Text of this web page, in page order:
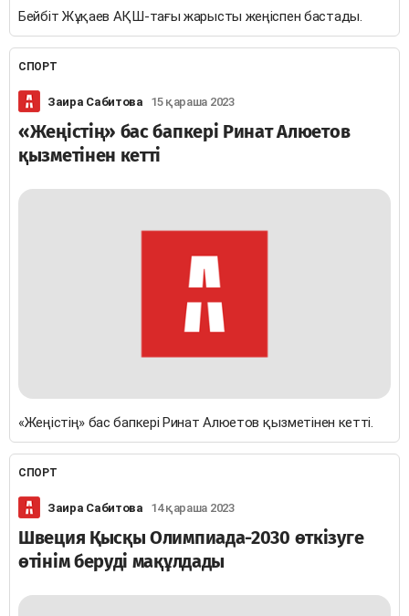
Бейбіт Жұқаев АҚШ-тағы жарысты жеңіспен бастады.
СПОРТ
Заира Сабитова 15 қараша 2023
«Жеңістің» бас бапкері Ринат Алюетов
қызметінен кетті
«Жеңістің» бас бапкері Ринат Алюетов қызметінен кетті.
СПОРТ
Заира Сабитова 14 қараша 2023
Швеция Қысқы Олимпиада-2030 өткізуге
өтінім беруді мақұлдады